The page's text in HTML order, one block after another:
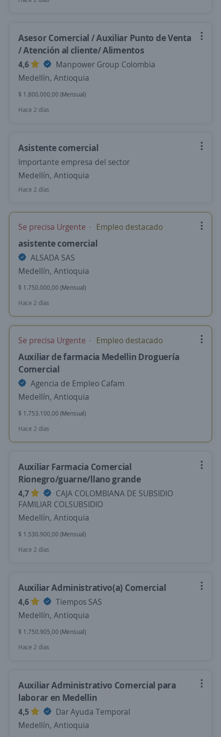
Asesor Comercial / Auxiliar Punto de Venta
/ Atención al cliente/ Alimentos
4,6
Manpower Group Colombia
Medellín, Antioquia
$ 1.800.000,00 (Mensual)
Hace 2 días
Asistente comercial
Importante empresa del sector
Medellín, Antioquia
Hace 2 días
Se precisa Urgente Empleo destacado
asistente comercial
ALSADA SAS
Medellín, Antioquia
$ 1.750.000,00 (Mensual)
Hace 2 días
Se precisa Urgente Empleo destacado
Auxiliar de farmacia Medellin Droguería
Comercial
Agencia de Empleo Cafam
Medellín, Antioquia
$ 1.753.100,00 (Mensual)
Hace 2 días
Auxiliar Farmacia Comercial
Rionegro/guarne/llano grande
4,7
CAJA COLOMBIANA DE SUBSIDIO
FAMILIAR COLSUBSIDIO
Medellín, Antioquia
$ 1.530.900,00 (Mensual)
Hace 2 días
Auxiliar Administrativo(a) Comercial
4,6
Tiempos SAS
Medellín, Antioquia
$ 1.750.905,00 (Mensual)
Hace 2 días
Auxiliar Administrativo Comercial para
laborar en Medellin
4,5
Dar Ayuda Temporal
Medellín, Antioquia